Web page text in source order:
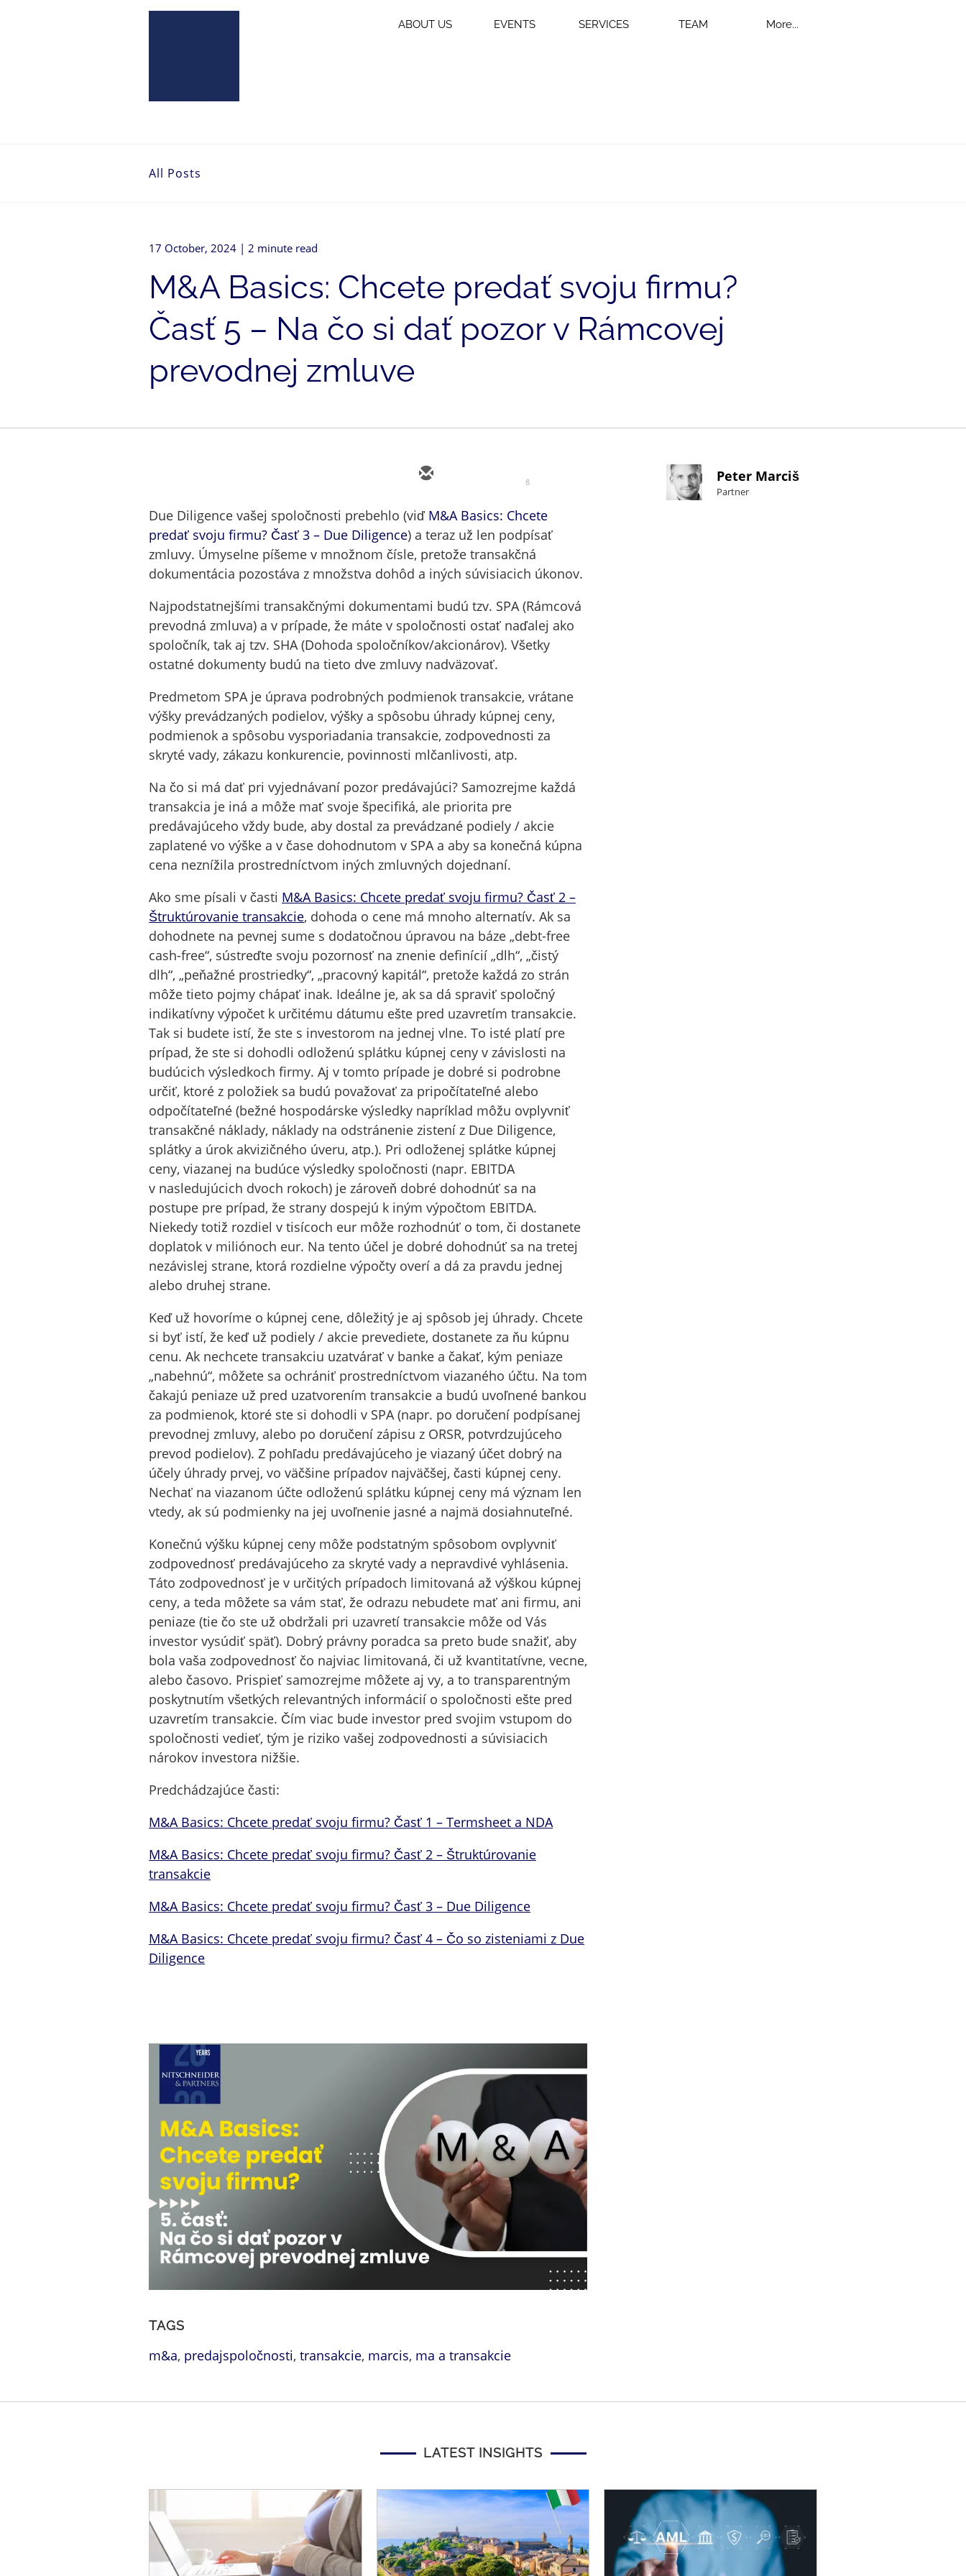
ABOUT US EVENTS SERVICES TEAM More...
All Posts
17 October, 2024 | 2 minute read
M&A Basics: Chcete predať svoju firmu?
Časť 5 – Na čo si dať pozor v Rámcovej
prevodnej zmluve
8
Due Diligence vašej spoločnosti prebehlo (viď M&A Basics: Chcete
predať svoju firmu? Časť 3 – Due Diligence) a teraz už len podpísať
zmluvy. Úmyselne píšeme v množnom čísle, pretože transakčná
dokumentácia pozostáva z množstva dohôd a iných súvisiacich úkonov.
Najpodstatnejšími transakčnými dokumentami budú tzv. SPA (Rámcová
prevodná zmluva) a v prípade, že máte v spoločnosti ostať naďalej ako
spoločník, tak aj tzv. SHA (Dohoda spoločníkov/akcionárov). Všetky
ostatné dokumenty budú na tieto dve zmluvy nadväzovať.
Predmetom SPA je úprava podrobných podmienok transakcie, vrátane
výšky prevádzaných podielov, výšky a spôsobu úhrady kúpnej ceny,
podmienok a spôsobu vysporiadania transakcie, zodpovednosti za
skryté vady, zákazu konkurencie, povinnosti mlčanlivosti, atp.
Na čo si má dať pri vyjednávaní pozor predávajúci? Samozrejme každá
transakcia je iná a môže mať svoje špecifiká, ale priorita pre
predávajúceho vždy bude, aby dostal za prevádzané podiely / akcie
zaplatené vo výške a v čase dohodnutom v SPA a aby sa konečná kúpna
cena neznížila prostredníctvom iných zmluvných dojednaní.
Ako sme písali v časti M&A Basics: Chcete predať svoju firmu? Časť 2 –
Štruktúrovanie transakcie, dohoda o cene má mnoho alternatív. Ak sa
dohodnete na pevnej sume s dodatočnou úpravou na báze „debt-free
cash-free“, sústreďte svoju pozornosť na znenie definícií „dlh“, „čistý
dlh“, „peňažné prostriedky“, „pracovný kapitál“, pretože každá zo strán
môže tieto pojmy chápať inak. Ideálne je, ak sa dá spraviť spoločný
indikatívny výpočet k určitému dátumu ešte pred uzavretím transakcie.
Tak si budete istí, že ste s investorom na jednej vlne. To isté platí pre
prípad, že ste si dohodli odloženú splátku kúpnej ceny v závislosti na
budúcich výsledkoch firmy. Aj v tomto prípade je dobré si podrobne
určiť, ktoré z položiek sa budú považovať za pripočítateľné alebo
odpočítateľné (bežné hospodárske výsledky napríklad môžu ovplyvniť
transakčné náklady, náklady na odstránenie zistení z Due Diligence,
splátky a úrok akvizičného úveru, atp.). Pri odloženej splátke kúpnej
ceny, viazanej na budúce výsledky spoločnosti (napr. EBITDA
v nasledujúcich dvoch rokoch) je zároveň dobré dohodnúť sa na
postupe pre prípad, že strany dospejú k iným výpočtom EBITDA.
Niekedy totiž rozdiel v tisícoch eur môže rozhodnúť o tom, či dostanete
doplatok v miliónoch eur. Na tento účel je dobré dohodnúť sa na tretej
nezávislej strane, ktorá rozdielne výpočty overí a dá za pravdu jednej
alebo druhej strane.
Keď už hovoríme o kúpnej cene, dôležitý je aj spôsob jej úhrady. Chcete
si byť istí, že keď už podiely / akcie prevediete, dostanete za ňu kúpnu
cenu. Ak nechcete transakciu uzatvárať v banke a čakať, kým peniaze
„nabehnú“, môžete sa ochrániť prostredníctvom viazaného účtu. Na tom
čakajú peniaze už pred uzatvorením transakcie a budú uvoľnené bankou
za podmienok, ktoré ste si dohodli v SPA (napr. po doručení podpísanej
prevodnej zmluvy, alebo po doručení zápisu z ORSR, potvrdzujúceho
prevod podielov). Z pohľadu predávajúceho je viazaný účet dobrý na
účely úhrady prvej, vo väčšine prípadov najväčšej, časti kúpnej ceny.
Nechať na viazanom účte odloženú splátku kúpnej ceny má význam len
vtedy, ak sú podmienky na jej uvoľnenie jasné a najmä dosiahnuteľné.
Konečnú výšku kúpnej ceny môže podstatným spôsobom ovplyvniť
zodpovednosť predávajúceho za skryté vady a nepravdivé vyhlásenia.
Táto zodpovednosť je v určitých prípadoch limitovaná až výškou kúpnej
ceny, a teda môžete sa vám stať, že odrazu nebudete mať ani firmu, ani
peniaze (tie čo ste už obdržali pri uzavretí transakcie môže od Vás
investor vysúdiť späť). Dobrý právny poradca sa preto bude snažiť, aby
bola vaša zodpovednosť čo najviac limitovaná, či už kvantitatívne, vecne,
alebo časovo. Prispieť samozrejme môžete aj vy, a to transparentným
poskytnutím všetkých relevantných informácií o spoločnosti ešte pred
uzavretím transakcie. Čím viac bude investor pred svojim vstupom do
spoločnosti vedieť, tým je riziko vašej zodpovednosti a súvisiacich
nárokov investora nižšie.
Predchádzajúce časti:
M&A Basics: Chcete predať svoju firmu? Časť 1 – Termsheet a NDA
M&A Basics: Chcete predať svoju firmu? Časť 2 – Štruktúrovanie
transakcie
M&A Basics: Chcete predať svoju firmu? Časť 3 – Due Diligence
M&A Basics: Chcete predať svoju firmu? Časť 4 – Čo so zisteniami z Due
Diligence
TAGS
m&a, predajspoločnosti, transakcie, marcis, ma a transakcie
Peter Marciš
Partner
LATEST INSIGHTS